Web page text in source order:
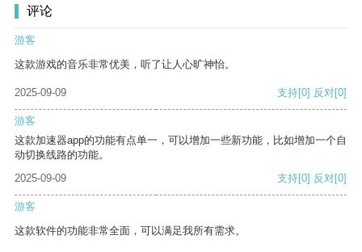
评论
游客
这款游戏的音乐非常优美，听了让人心旷神怡。
2025-09-09 支持[0] 反对[0]
游客
这款加速器app的功能有点单一，可以增加一些新功能，比如增加一个自
动切换线路的功能。
2025-09-09
支持[0] 反对[0]
游客
这款软件的功能非常全面，可以满足我所有需求。